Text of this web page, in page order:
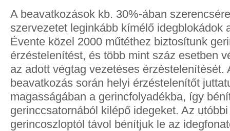
A beavatkozások kb. 30%-ában
szervezetet leginkább kímélő idegblokádok
Évente közel 2000 műtéthez biztosítunk
érzéstelenítést, és több mint száz esetben
az adott végtag vezetéses érzéstelenítését.
beavatkozás során helyi érzéstelenítőt
magasságában a gerincfolyadékba, így
gerinccsatornából kilépő idegeket. Az
gerincoszloptól távol bénítjuk le az